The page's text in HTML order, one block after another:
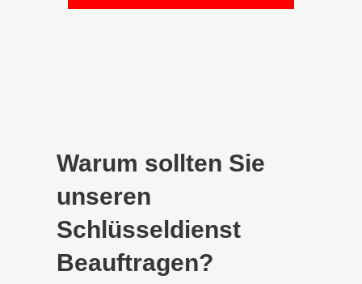
Warum sollten Sie
unseren
Schlüsseldienst
Beauftragen?